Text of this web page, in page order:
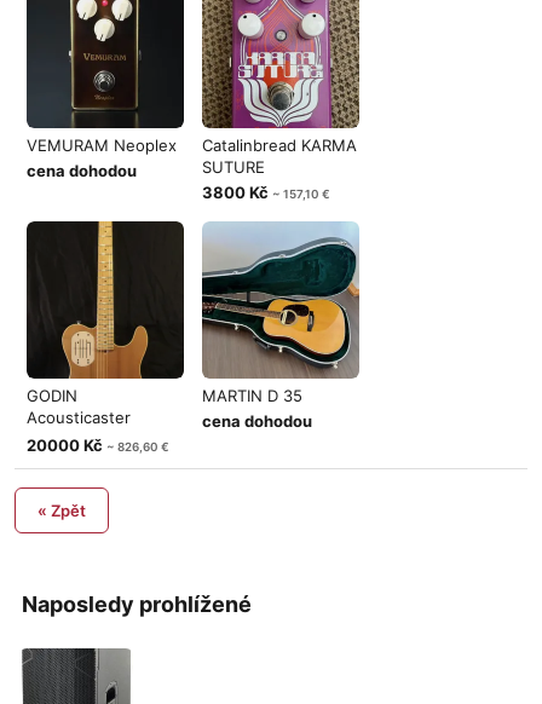
Naposledy prohlížené
VEMURAM Neoplex
cena dohodou
Catalinbread KARMA
SUTURE
3800 Kč ~ 157,10 €
GODIN
Acousticaster
L.R.Baggs 1994
20000 Kč ~ 826,60 €
MARTIN D 35
cena dohodou
« Zpět